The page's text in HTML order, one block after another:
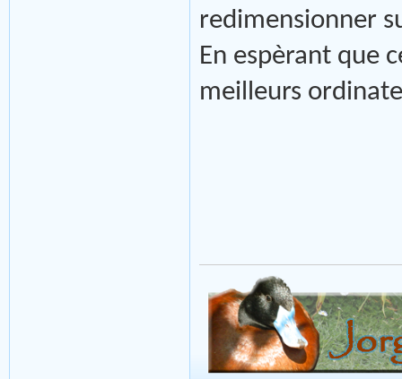
redimensionner
En espèrant que
meilleurs